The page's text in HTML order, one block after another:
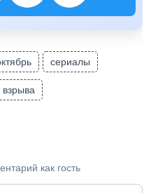
сериалы
как гость